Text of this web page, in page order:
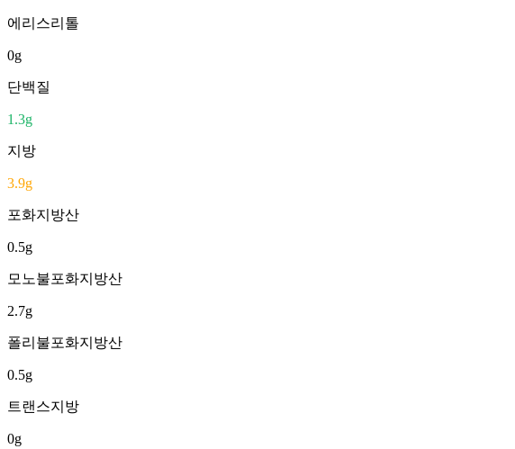
에리스리톨
0g
단백질
1.3g
지방
3.9g
포화지방산
0.5g
모노불포화지방산
2.7g
폴리불포화지방산
0.5g
트랜스지방
0g